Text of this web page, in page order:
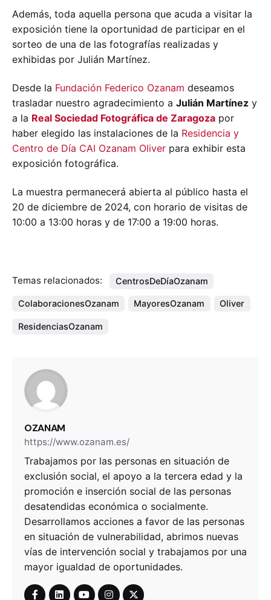
Además, toda aquella persona que acuda a visitar la
exposición tiene la oportunidad de participar en el
sorteo de una de las fotografías realizadas y
exhibidas por Julián Martínez.
Desde la Fundación Federico Ozanam deseamos
trasladar nuestro agradecimiento a Julián Martínez y
a la Real Sociedad Fotográfica de Zaragoza por
haber elegido las instalaciones de la Residencia y
Centro de Día CAI Ozanam Oliver para exhibir esta
exposición fotográfica.
La muestra permanecerá abierta al público hasta el
20 de diciembre de 2024, con horario de visitas de
10:00 a 13:00 horas y de 17:00 a 19:00 horas.
Temas relacionados: CentrosDeDíaOzanam
ColaboracionesOzanam MayoresOzanam Oliver
ResidenciasOzanam
OZANAM
https://www.ozanam.es/
Trabajamos por las personas en situación de
exclusión social, el apoyo a la tercera edad y la
promoción e inserción social de las personas
desatendidas económica o socialmente.
Desarrollamos acciones a favor de las personas
en situación de vulnerabilidad, abrimos nuevas
vías de intervención social y trabajamos por una
mayor igualdad de oportunidades.